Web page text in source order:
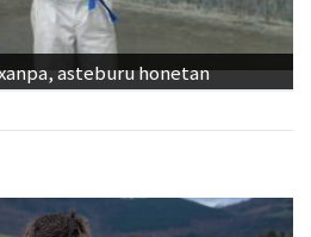
asteburu honetan